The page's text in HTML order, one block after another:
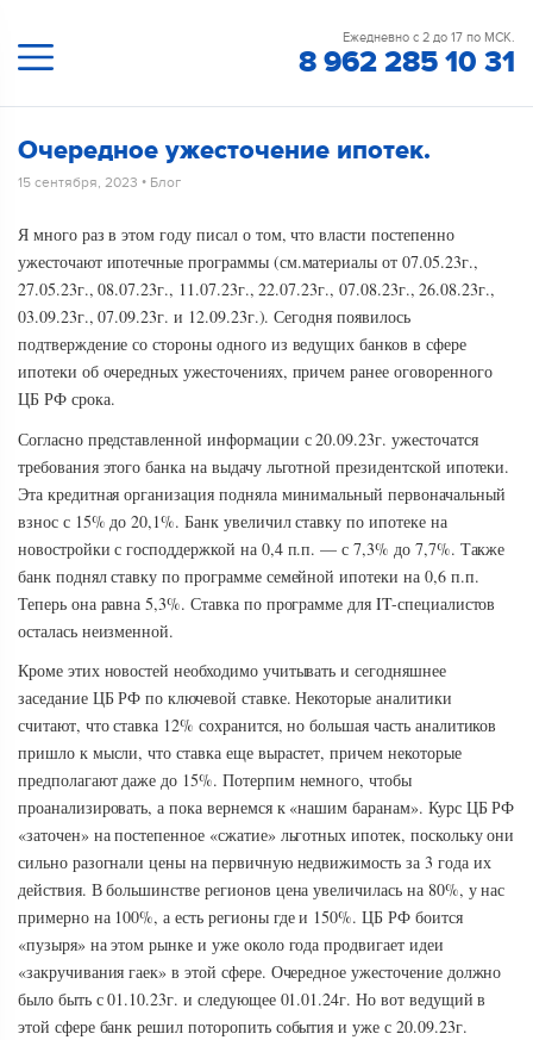
Ежедневно с 2 до 17 по МСК.
8 962 285 10 31
Очередное ужесточение ипотек.
15 сентября, 2023 • Блог
Я много раз в этом году писал о том, что власти постепенно
ужесточают ипотечные программы (см.материалы от 07.05.23г.,
27.05.23г., 08.07.23г., 11.07.23г., 22.07.23г., 07.08.23г., 26.08.23г.,
03.09.23г., 07.09.23г. и 12.09.23г.). Сегодня появилось
подтверждение со стороны одного из ведущих банков в сфере
ипотеки об очередных ужесточениях, причем ранее оговоренного
ЦБ РФ срока.
Согласно представленной информации с 20.09.23г. ужесточатся
требования этого банка на выдачу льготной президентской ипотеки.
Эта кредитная организация подняла минимальный первоначальный
взнос с 15% до 20,1%. Банк увеличил ставку по ипотеке на
новостройки с господдержкой на 0,4 п.п. — с 7,3% до 7,7%. Также
банк поднял ставку по программе семейной ипотеки на 0,6 п.п.
Теперь она равна 5,3%. Ставка по программе для IT-специалистов
осталась неизменной.
Кроме этих новостей необходимо учитывать и сегодняшнее
заседание ЦБ РФ по ключевой ставке. Некоторые аналитики
считают, что ставка 12% сохранится, но большая часть аналитиков
пришло к мысли, что ставка еще вырастет, причем некоторые
предполагают даже до 15%. Потерпим немного, чтобы
проанализировать, а пока вернемся к «нашим баранам». Курс ЦБ РФ
«заточен» на постепенное «сжатие» льготных ипотек, поскольку они
сильно разогнали цены на первичную недвижимость за 3 года их
действия. В большинстве регионов цена увеличилась на 80%, у нас
примерно на 100%, а есть регионы где и 150%. ЦБ РФ боится
«пузыря» на этом рынке и уже около года продвигает идеи
«закручивания гаек» в этой сфере. Очередное ужесточение должно
было быть с 01.10.23г. и следующее 01.01.24г. Но вот ведущий в
этой сфере банк решил поторопить события и уже с 20.09.23г.